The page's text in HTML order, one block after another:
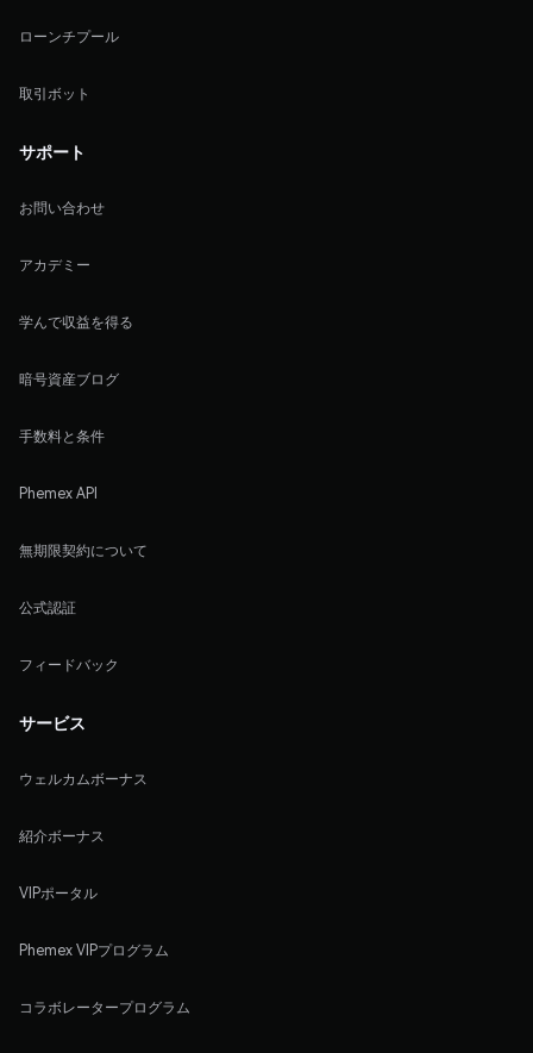
ローンチプール
取引ボット
サポート
お問い合わせ
アカデミー
学んで収益を得る
暗号資産ブログ
手数料と条件
Phemex API
無期限契約について
公式認証
フィードバック
サービス
ウェルカムボーナス
紹介ボーナス
VIPポータル
Phemex VIPプログラム
コラボレータープログラム